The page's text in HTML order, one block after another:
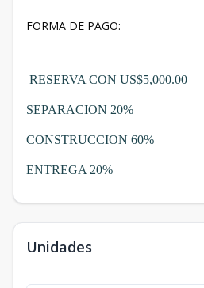
FORMA DE PAGO:
RESERVA CON US$5,000.00
SEPARACION 20%
CONSTRUCCION 60%
ENTREGA 20%
Unidades